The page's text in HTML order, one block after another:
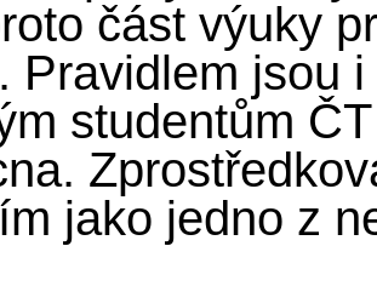
část výuky
Pravidlem jsou
studentům
jako jedno z